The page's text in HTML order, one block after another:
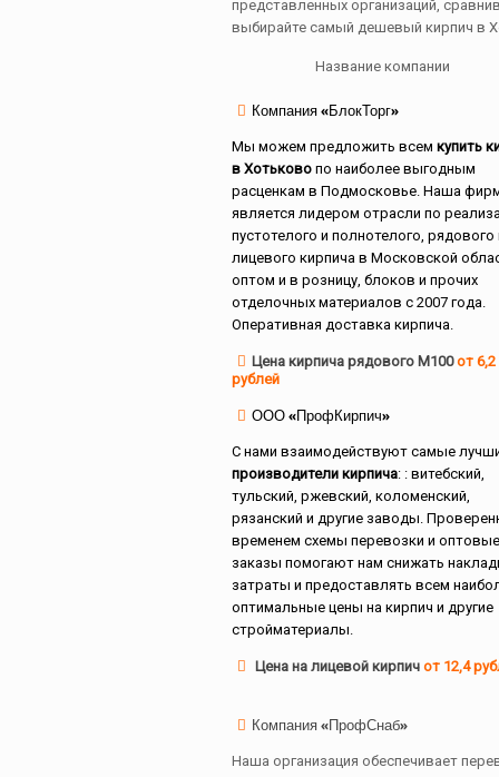
представленных организаций,
выбирайте самый дешевый кирпич в
Название компании
Компания «БлокТорг»
Мы можем предложить всем купить
в Хотьковопо наиболее выгодным
расценкам в Подмосковье. Наша
является лидером отрасли по
пустотелого и полнотелого, рядового
лицевого кирпича в Московской
оптом и в розницу, блоков и прочих
отделочных материалов с 2007 года.
Оперативная доставка кирпича.
Цена кирпича рядового М100от 6,2
рублей
ООО «ПрофКирпич»
С нами взаимодействуют самые
производители кирпича: : витебский,
тульский, ржевский, коломенский,
рязанский и другие заводы.
временем схемы перевозки и оптовые
заказы помогают нам снижать
затраты и предоставлять всем
оптимальные цены на кирпич и другие
стройматериалы.
Цена на лицевой кирпичот 12,4
Компания «ПрофСнаб»
Наша организация обеспечивает